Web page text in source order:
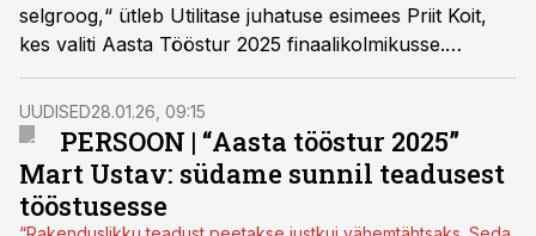
selgroog,“ ütleb Utilitase juhatuse esimees Priit Koit,
kes valiti Aasta Tööstur 2025 finaalikolmikusse.
Kodumaisest tööstusest, aga ka Utilitase lähiaja
plaanidest rääkis Koit intervjuus Äripäeva raadiole.
UUDISED28.01.26, 09:15
PERSOON | “Aasta tööstur 2025”
Mart Ustav: südame sunnil teadusest
tööstusesse